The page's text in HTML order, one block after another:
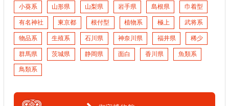
小葵系 山形県 山梨県 岩手県 島根県 巾着型
有名神社 東京都 根付型 植物系 極上 武将系
物品系 生殖系 石川県 神奈川県 福井県 稀少
群馬県 茨城県 静岡県 面白 香川県 魚類系
鳥類系